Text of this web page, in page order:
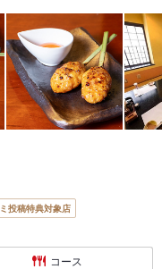
投稿特典対象店
コース